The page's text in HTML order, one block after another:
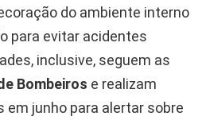
do ambiente interno
para evitar acidentes
inclusive, seguem as
Bombeiros e realizam
junho para alertar sobre